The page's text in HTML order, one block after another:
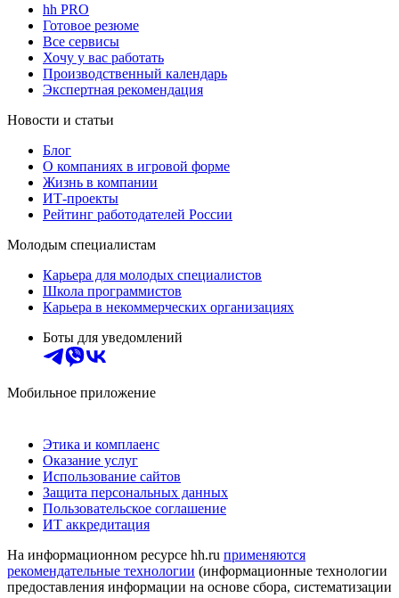
hh PRO
Готовое резюме
Все сервисы
Хочу у вас работать
Производственный календарь
Экспертная рекомендация
Новости и статьи
Блог
О компаниях в игровой форме
Жизнь в компании
ИТ-проекты
Рейтинг работодателей России
Молодым специалистам
Карьера для молодых специалистов
Школа программистов
Карьера в некоммерческих организациях
Боты для уведомлений
Мобильное приложение
Этика и комплаенс
Оказание услуг
Использование сайтов
Защита персональных данных
Пользовательское соглашение
ИТ аккредитация
На информационном ресурсе hh.ru применяются
рекомендательные технологии (информационные технологии
предоставления информации на основе сбора, систематизации